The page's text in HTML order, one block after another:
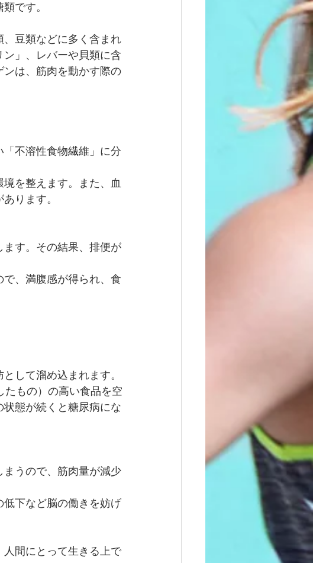
です。
豆類などに多く含まれ
」、レバーや貝類に含
は、筋肉を動かす際の
不溶性食物繊維」に分
を整えます。また、血
ります。
す。その結果、排便が
、満腹感が得られ、食
して溜め込まれます。
たもの）の高い食品を空
態が続くと糖尿病にな
うので、筋肉量が減少
下など脳の働きを妨げ
間にとって生きる上で